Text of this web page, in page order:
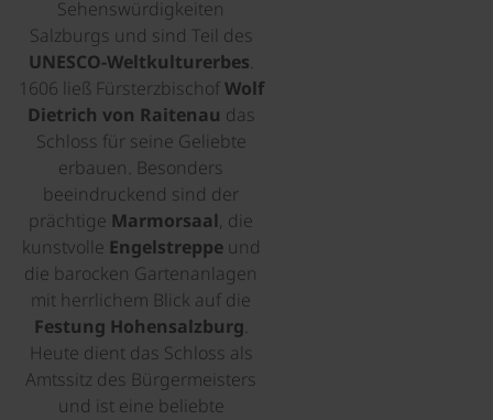
Sehenswürdigkeiten
Salzburgs und sind Teil des
UNESCO-Weltkulturerbes.
1606 ließ Fürsterzbischof Wolf
Dietrich von Raitenau das
Schloss für seine Geliebte
erbauen. Besonders
beeindruckend sind der
prächtige Marmorsaal, die
kunstvolle Engelstreppeund
die barocken Gartenanlagen
mit herrlichem Blick auf die
Festung Hohensalzburg.
Heute dient das Schloss als
Amtssitz des Bürgermeisters
und ist eine beliebte